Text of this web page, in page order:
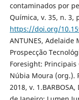
contaminados por
Química, v. 35, n. 3,
https://doi.org/
ANTUNES, Adelaide
Prospecção
Foresight: Principais
Núbia Moura (org.).
2018, v.